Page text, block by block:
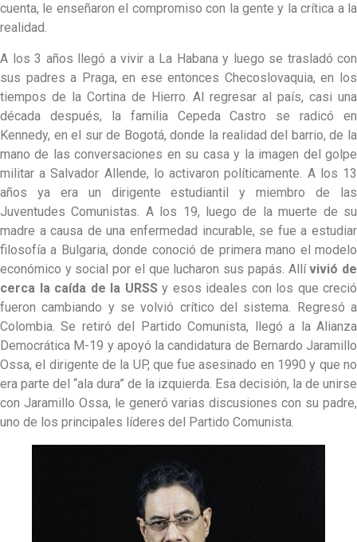
cuenta, le enseñaron el compromiso con la gente y la crítica a la
realidad.
A los 3 años llegó a vivir a La Habana y luego se trasladó con
sus padres a Praga, en ese entonces Checoslovaquia, en los
tiempos de la Cortina de Hierro. Al regresar al país, casi una
década después, la familia Cepeda Castro se radicó en
Kennedy, en el sur de Bogotá, donde la realidad del barrio, de la
mano de las conversaciones en su casa y la imagen del golpe
militar a Salvador Allende, lo activaron políticamente. A los 13
años ya era un dirigente estudiantil y miembro de las
Juventudes Comunistas. A los 19, luego de la muerte de su
madre a causa de una enfermedad incurable, se fue a estudiar
filosofía a Bulgaria, donde conoció de primera mano el modelo
económico y social por el que lucharon sus papás. Allívivió de
cerca la caída de la URSSy esos ideales con los que creció
fueron cambiando y se volvió crítico del sistema. Regresó a
Colombia. Se retiró del Partido Comunista, llegó a la Alianza
Democrática M-19 y apoyó la candidatura de Bernardo Jaramillo
Ossa, el dirigente de la UP, que fue asesinado en 1990 y que no
era parte del “ala dura” de la izquierda. Esa decisión, la de unirse
con Jaramillo Ossa, le generó varias discusiones con su padre,
uno de los principales líderes del Partido Comunista.